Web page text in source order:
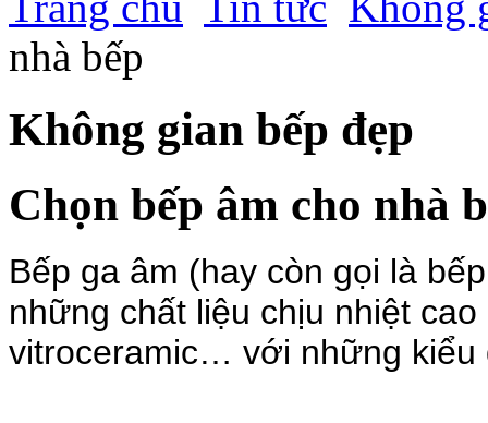
nhà bếp
Không gian bếp đẹp
Chọn bếp âm cho nhà
Bếp ga âm (hay còn gọi là
những chất liệu chịu nhiệt
vitroceramic… với những kiểu